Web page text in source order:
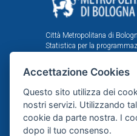
Città Metropolitana di
Statistica per la
Presidio sistemi di controllo
Il portale statistico
nell'ambito dell'accordo
Metropolitana e Comune di
e ricerche demografiche,
Accettazione Cookies
Questo sito utilizza dei
nostri servizi. Utilizzando
cookie da parte nostra. I
dopo il tuo consenso.